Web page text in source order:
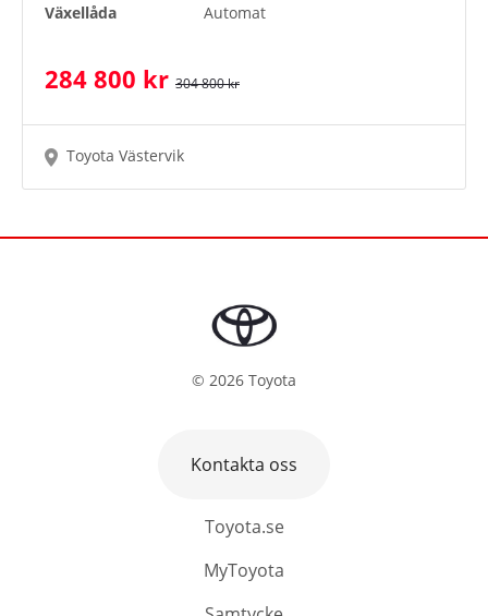
Växellåda
Automat
284 800 kr 304 800 kr
Toyota Västervik
© 2026 Toyota
Toyota.se
MyToyota
Kontakta oss